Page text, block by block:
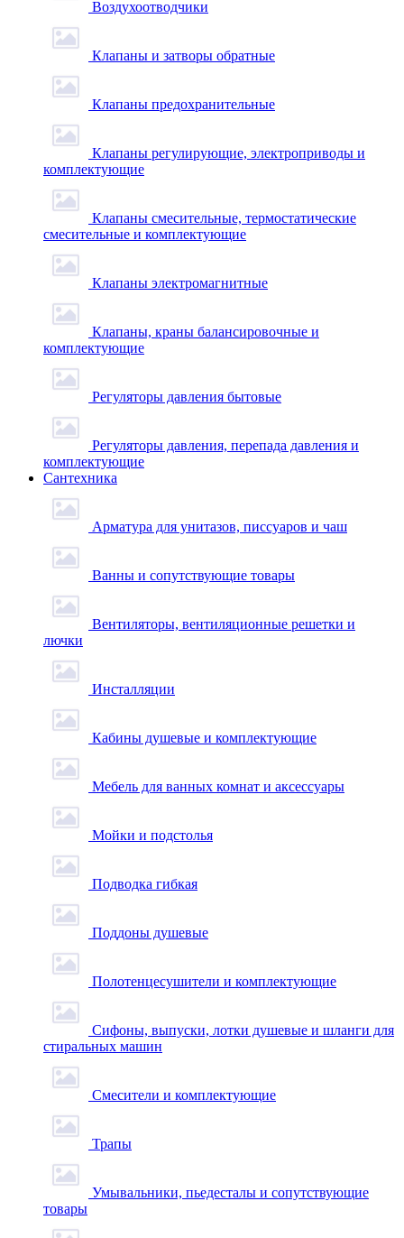
Воздухоотводчики
Клапаны и затворы обратные
Клапаны предохранительные
Клапаны регулирующие, электроприводы и
комплектующие
Клапаны смесительные, термостатические
смесительные и комплектующие
Клапаны электромагнитные
Клапаны, краны балансировочные и
комплектующие
Регуляторы давления бытовые
Регуляторы давления, перепада давления и
комплектующие
Сантехника
Арматура для унитазов, писсуаров и чаш
Ванны и сопутствующие товары
Вентиляторы, вентиляционные решетки и
лючки
Инсталляции
Кабины душевые и комплектующие
Мебель для ванных комнат и аксессуары
Мойки и подстолья
Подводка гибкая
Поддоны душевые
Полотенцесушители и комплектующие
Сифоны, выпуски, лотки душевые и шланги для
стиральных машин
Смесители и комплектующие
Трапы
Умывальники, пьедесталы и сопутствующие
товары